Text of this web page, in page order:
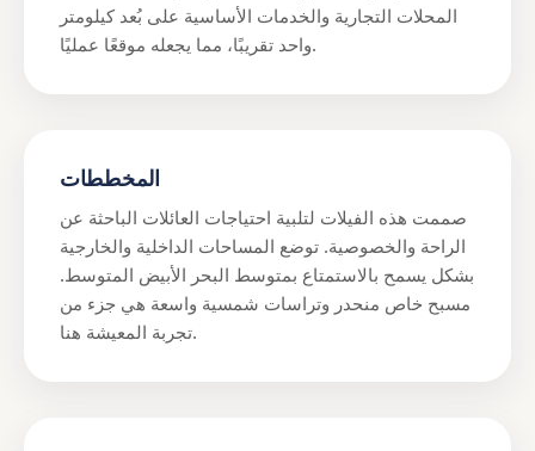
المحلات التجارية والخدمات الأساسية على بُعد كيلومتر
واحد تقريبًا، مما يجعله موقعًا عمليًا.
المخططات
صممت هذه الفيلات لتلبية احتياجات العائلات الباحثة عن
الراحة والخصوصية. توضع المساحات الداخلية والخارجية
بشكل يسمح بالاستمتاع بمتوسط البحر الأبيض المتوسط.
مسبح خاص منحدر وتراسات شمسية واسعة هي جزء من
تجربة المعيشة هنا.